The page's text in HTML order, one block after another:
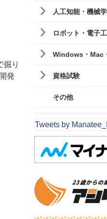
掘り
発
人工知能・機械
ロボット・電子
Windows・Mac
資格試験
その他
Tweets by